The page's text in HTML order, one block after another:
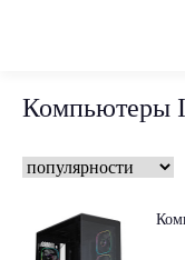
Компьютеры